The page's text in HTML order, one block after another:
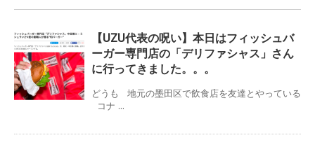
【UZU代表の呪い】本日はフィッシュバ
ーガー専門店の「デリファシャス」さん
に行ってきました。。。
どうも 地元の墨田区で飲食店を友達とやっている
コナ ...